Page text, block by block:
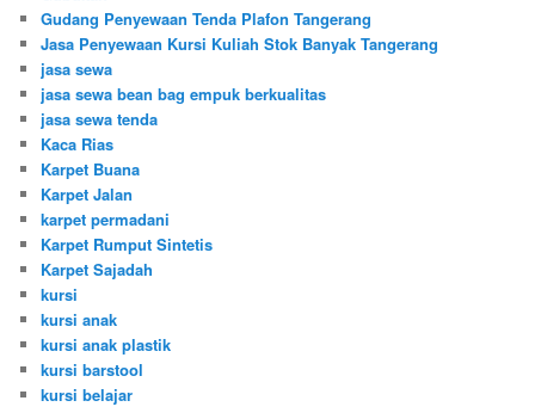
Gudang Penyewaan Tenda Plafon Tangerang
Jasa Penyewaan Kursi Kuliah Stok Banyak Tangerang
jasa sewa
jasa sewa bean bag empuk berkualitas
jasa sewa tenda
Kaca Rias
Karpet Buana
Karpet Jalan
karpet permadani
Karpet Rumput Sintetis
Karpet Sajadah
kursi
kursi anak
kursi anak plastik
kursi barstool
kursi belajar